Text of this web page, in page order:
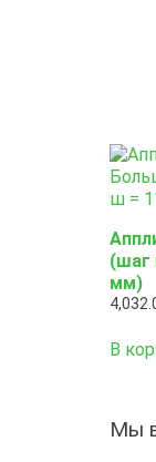
(шаг
мм)
В
Мы